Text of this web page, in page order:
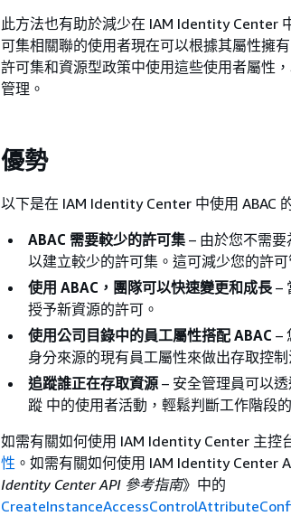
此方法也有助於減少在 IAM Identity Center
可集相關聯的使用者現在可以根據其屬性擁
許可集和資源型政策中使用這些使用者屬性
管理。
優勢
以下是在 IAM Identity Center 中使用 ABAC
ABAC 需要較少的許可集 – 由於您不需
以建立較少的許可集。這可減少您的許可
使用 ABAC，團隊可以快速變更和成長 –
授予新資源的許可。
使用公司目錄中的員工屬性搭配 ABAC –
身分來源的現有員工屬性來做出存取控制
追蹤誰正在存取資源 – 安全管理員可以
蹤 中的使用者活動，輕鬆判斷工作階段的
如需有關如何使用 IAM Identity Center 主控
性 。如需有關如何使用 IAM Identity Center
Identity Center API 參考指南》中的